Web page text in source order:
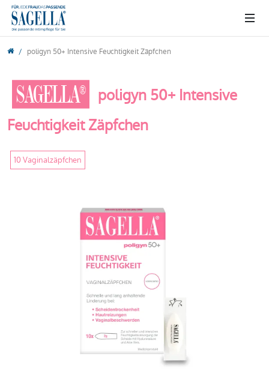
poligyn 50+ Intensive Feuchtigkeit Zäpfchen
SAGELLA®
poligyn 50+ Intensive
Feuchtigkeit Zäpfchen
10 Vaginalzäpfchen